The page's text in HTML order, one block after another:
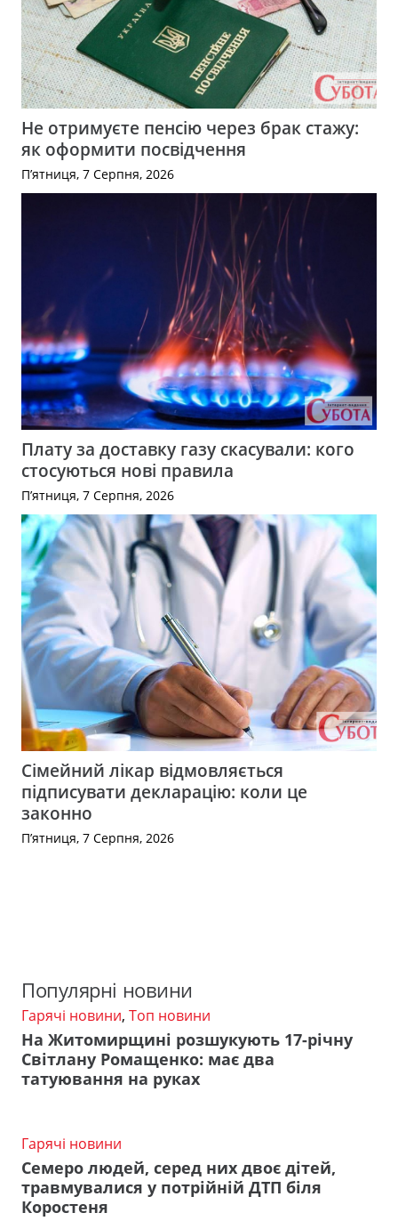
Не отримуєте пенсію через брак стажу:
як оформити посвідчення
П’ятниця, 7 Серпня, 2026
Плату за доставку газу скасували: кого
стосуються нові правила
П’ятниця, 7 Серпня, 2026
Сімейний лікар відмовляється
підписувати декларацію: коли це
законно
П’ятниця, 7 Серпня, 2026
Популярні новини
Гарячі новини, Топ новини
На Житомирщині розшукують 17-річну
Світлану Ромащенко: має два
татуювання на руках
Гарячі новини
Семеро людей, серед них двоє дітей,
травмувалися у потрійній ДТП біля
Коростеня